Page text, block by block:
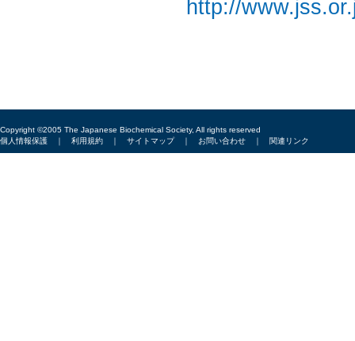
http://
Copyright ©2005 The Japanese Biochemical Society, All rights reserved
個人情報保護 ｜ 利用規約 ｜ サイトマップ｜ お問い合わせ ｜ 関連リンク